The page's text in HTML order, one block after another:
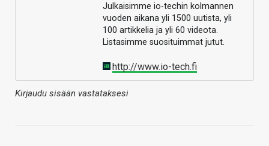
Julkaisimme io-techin kolmannen
vuoden aikana yli 1500 uutista, yli
100 artikkelia ja yli 60 videota.
Listasimme suosituimmat jutut.
http://www.io-tech.fi
Kirjaudu sisään vastataksesi